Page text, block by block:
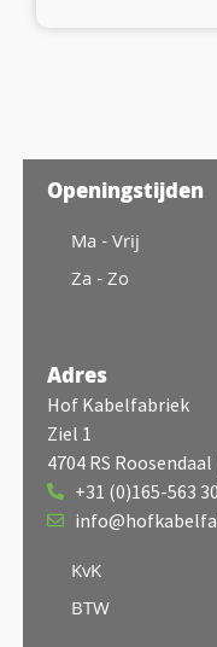
Openingstijden
Ma - Vrij
Za - Zo
Adres
Hof Kabelfabriek
Ziel 1
4704 RS
+31 (0)165-563
KvK
BTW